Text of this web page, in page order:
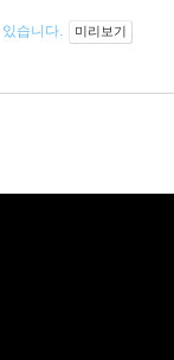
습니다. 미리보기